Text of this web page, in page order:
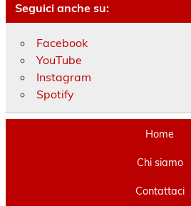
Seguici anche su:
Facebook
YouTube
Instagram
Spotify
Home
Chi siamo
Contattaci